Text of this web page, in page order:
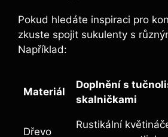
Pokud hledáte inspiraci pro
zkuste spojit sukulenty s
Například:
Materiál
Doplnění s
skalničkami
Dřevo
Rustikální